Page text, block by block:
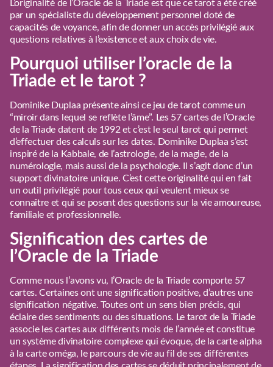
L’originalité de l’Oracle de la Triade est que ce tarot a été créé
par un spécialiste du développement personnel doté de
capacités de voyance, afin de donner un accès privilégié aux
questions relatives à l’existence et aux choix de vie.
Pourquoi utiliser l’oracle de la
Triade et le tarot ?
Dominike Duplaa présente ainsi ce jeu de tarot comme un
“miroir dans lequel se reflète l’âme”. Les 57 cartes de l’Oracle
de la Triade datent de 1992 et c’est le seul tarot qui permet
d’effectuer des calculs sur les dates. Dominike Duplaa s’est
inspiré de la Kabbale, de l’astrologie, de la magie, de la
numérologie, mais aussi de la psychologie. Il s’agit donc d’un
support divinatoire unique. C’est cette originalité qui en fait
un outil privilégié pour tous ceux qui veulent mieux se
connaître et qui se posent des questions sur la vie amoureuse,
familiale et professionnelle.
Signification des cartes de
l’Oracle de la Triade
Comme nous l’avons vu, l’Oracle de la Triade comporte 57
cartes. Certaines ont une signification positive, d’autres une
signification négative. Toutes ont un sens bien précis, qui
éclaire des sentiments ou des situations. Le tarot de la Triade
associe les cartes aux différents mois de l’année et constitue
un système divinatoire complexe qui évoque, de la carte alpha
à la carte oméga, le parcours de vie au fil de ses différentes